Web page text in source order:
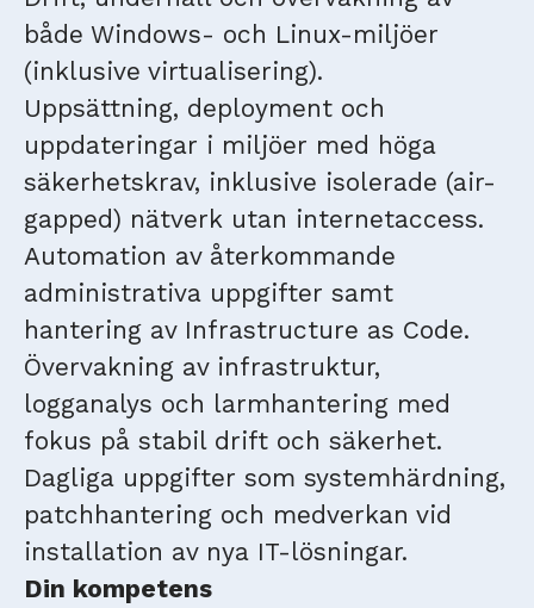
både Windows- och Linux-miljöer
(inklusive virtualisering).
Uppsättning, deployment och
uppdateringar i miljöer med höga
säkerhetskrav, inklusive isolerade (air-
gapped) nätverk utan internetaccess.
Automation av återkommande
administrativa uppgifter samt
hantering av Infrastructure as Code.
Övervakning av infrastruktur,
logganalys och larmhantering med
fokus på stabil drift och säkerhet.
Dagliga uppgifter som systemhärdning,
patchhantering och medverkan vid
installation av nya IT-lösningar.
Din kompetens